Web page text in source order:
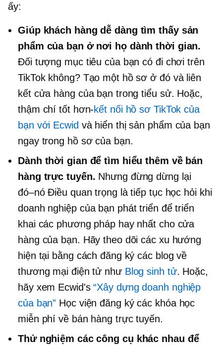
ấy:
Giúp khách hàng dễ dàng tìm thấy sản
phẩm của bạn ở nơi họ dành thời gian.
Đối tượng mục tiêu của bạn có đi chơi trên
TikTok không? Tạo một hồ sơ ở đó và liên
kết cửa hàng của bạn trong tiểu sử. Hoặc,
thậm chítốt hơn-kết nối hồ sơ TikTok của
bạn với Ecwid và hiển thị sản phẩm của bạn
ngay trong hồ sơ của bạn.
Dành thời gian để tìm hiểu thêm về bán
hàng trực tuyến. Nhưng đừng dừng lại
đó–nóĐiều quan trọng là tiếp tục học hỏi khi
doanh nghiệp của bạn phát triển để triển
khai các phương pháp hay nhất cho cửa
hàng của bạn. Hãy theo dõi các xu hướng
hiện tại bằng cách đăng ký các blog về
thương mại điện tử như Blog sinh tử. Hoặc,
hãy xem Ecwid's“Xây dựng doanh nghiệp
của bạn” Học viện đăng ký các khóa học
miễn phí về bán hàng trực tuyến.
Thử nghiệm các công cụ khác nhau để